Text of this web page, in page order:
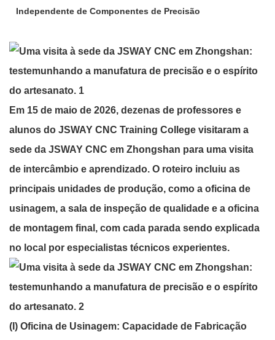
Independente de Componentes de Precisão
Em 15 de maio de 2026, dezenas de professores e
alunos do JSWAY CNC Training College visitaram a
sede da JSWAY CNC em Zhongshan para uma visita
de intercâmbio e aprendizado. O roteiro incluiu as
principais unidades de produção, como a oficina de
usinagem, a sala de inspeção de qualidade e a oficina
de montagem final, com cada parada sendo explicada
no local por especialistas técnicos experientes.
(I) Oficina de Usinagem: Capacidade de Fabricação